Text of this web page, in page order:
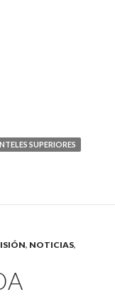
SUPERIORES
, NOTICIAS,